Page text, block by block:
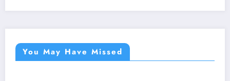
You May Have Missed